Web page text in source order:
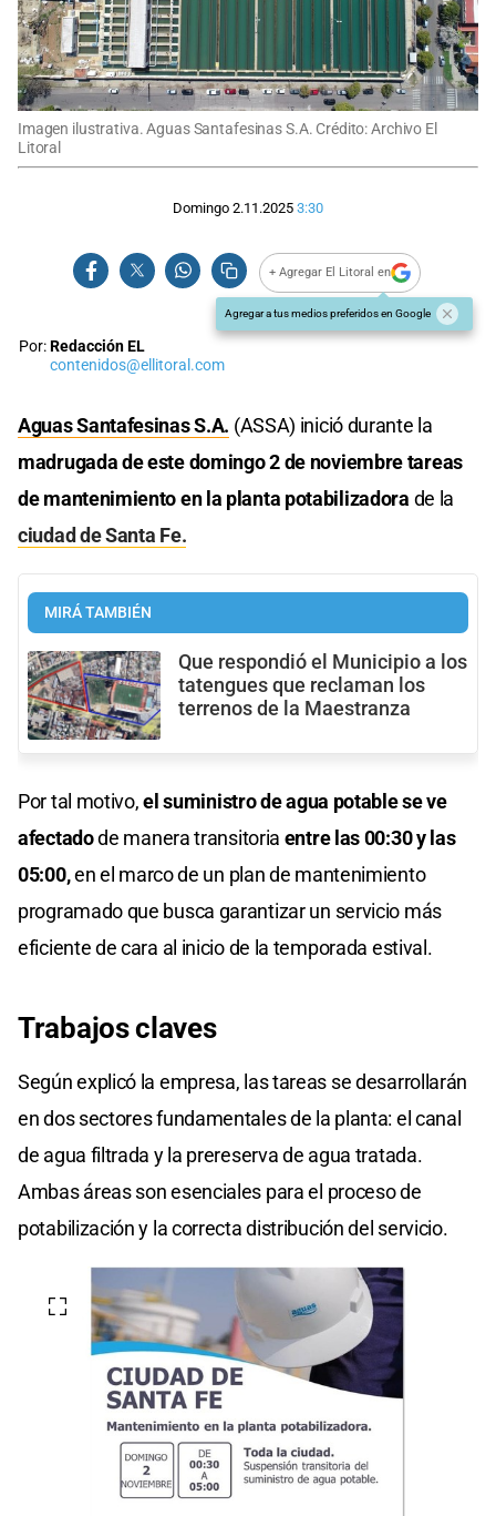
Imagen ilustrativa. Aguas Santafesinas S.A. Crédito: Archivo El
Litoral
Domingo 2.11.2025 3:30
+ Agregar El Litoral en
Agregar a tus medios preferidos en Google
Por:Redacción EL
contenidos@ellitoral.com
Aguas Santafesinas S.A. (ASSA) inició durante la
madrugada de este domingo 2 de noviembre tareas
de mantenimiento en la planta potabilizadora de la
ciudad de Santa Fe.
MIRÁ TAMBIÉN
Que respondió el Municipio a los
tatengues que reclaman los
terrenos de la Maestranza
Por tal motivo,el suministro de agua potable se ve
afectadode manera transitoria entre las 00:30 y las
05:00,en el marco de un plan de mantenimiento
programado que busca garantizar un servicio más
eficiente de cara al inicio de la temporada estival.
Trabajos claves
Según explicó la empresa, las tareas se desarrollarán
en dos sectores fundamentales de la planta: el canal
de agua filtrada y la prereserva de agua tratada.
Ambas áreas son esenciales para el proceso de
potabilización y la correcta distribución del servicio.